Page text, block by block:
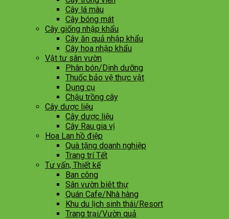
Cây lá màu
Cây bóng mát
Cây giống nhập khẩu
Cây ăn quả nhập khẩu
Cây hoa nhập khẩu
Vật tư sân vườn
Phân bón/Dinh dưỡng
Thuốc bảo vệ thực vật
Dụng cụ
Chậu trồng cây
Cây dược liệu
Cây dược liệu
Cây Rau gia vị
Hoa Lan hồ điệp
Quà tặng doanh nghiệp
Trang trí Tết
Tư vấn, Thiết kế
Ban công
Sân vườn biêt thự
Quán Cafe/Nhà hàng
Khu du lịch sinh thái/Resort
Trang trại/Vườn quả